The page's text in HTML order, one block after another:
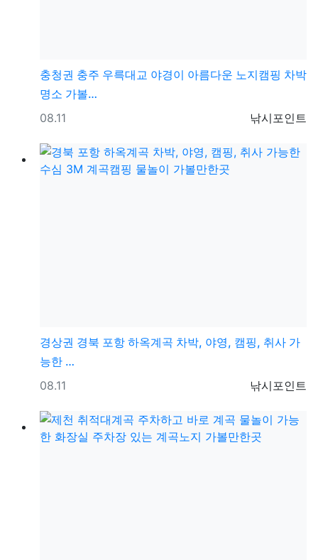
충청권 충주 우륵대교 야경이 아름다운 노지캠핑 차박
명소 가볼…
등록자
낚시포인트
등록일
08.11
경상권 경북 포항 하옥계곡 차박, 야영, 캠핑, 취사 가
능한 …
등록자
낚시포인트
등록일
08.11